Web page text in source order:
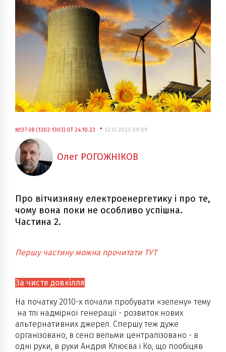
№37-38 (1302-1303) ОТ 24.10.23 13.12.2023 09:09
Олег РОГОЖНІКОВ
Про вітчизняну електроенергетику і про те,
чому вона поки не особливо успішна.
Частина 2.
Першу частину можна прочитати ТУТ
За чисте довкілля
На початку 2010-х почали пробувати «зелену» тему
на тлі надмірної генерації - розвиток нових
альтернативних джерел. Спершу теж дуже
організовано, в сенсі вельми централізовано - в
одні руки, в руки Андрія Клюєва і Ко, що пообіцяв